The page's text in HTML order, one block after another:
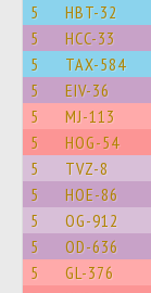
5 HBT-32
5 HCC-33
5 TAX-584
5 EIV-36
5 MJ-113
5 HOG-54
5 TVZ-8
5 HOE-86
5 OG-912
5 OD-636
5 GL-376